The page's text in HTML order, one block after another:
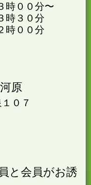
時００分〜
時３０分
時００分
原
０７
と会員がお誘